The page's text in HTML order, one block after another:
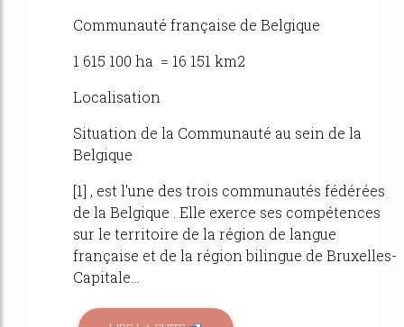
Communauté française de Belgique
1 615 100 ha = 16 151 km2
Localisation
Situation de la Communauté au sein de la
Belgique
[1] , est l'une des trois communautés fédérées
de la Belgique . Elle exerce ses compétences
sur le territoire de la région de langue
française et de la région bilingue de Bruxelles-
Capitale...